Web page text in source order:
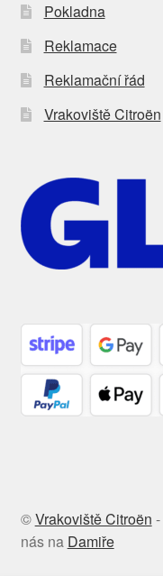
Pokladna
Reklamace
Reklamační řád
Vrakoviště Citroën
©Vrakoviště Citroën -
nás na Damiře